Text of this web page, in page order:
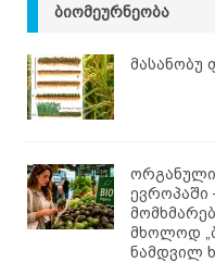
ᲑᲘᲝᲛᲔᲣᲠᲜᲔᲝᲑᲐ
მასანობუ
მხოლოდ
ნამდვილ